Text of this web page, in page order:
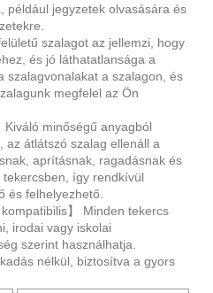
például jegyzetek olvasására és
szalagot az jellemzi, hogy
és jó láthatatlansága a
szalagvonalakat a szalagon, és
megfelel az Ön
Kiváló minőségű anyagból
az átlátszó szalag ellenáll a
aprításnak, ragadásnak és
így rendkívül
és felhelyezhető.
】 Minden tekercs
irodai vagy iskolai
szerint használhatja.
nélkül, biztosítva a gyors